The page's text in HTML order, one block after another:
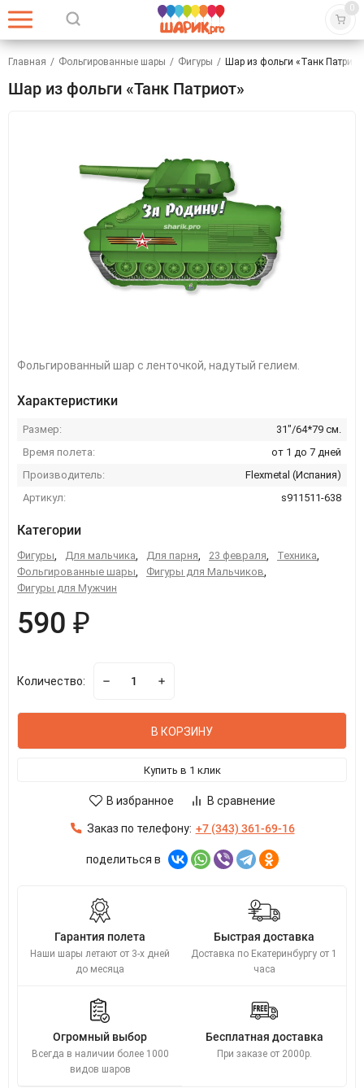
0
Главная / Фольгированные шары / Фигуры / Шар из фольги «Танк
Шар из фольги «Танк Патриот»
Фольгированный шар с ленточкой, надутый гелием.
Характеристики
Размер:
31"/64*79 см.
Время полета:
от 1 до 7 дней
Производитель:
Flexmetal (Испания)
Артикул:
s911511-638
Категории
Фигуры, Для мальчика, Для парня, 23 февраля, Техника,
Фольгированные шары, Фигуры для Мальчиков,
Фигуры для Мужчин
590 ₽
Количество:
В КОРЗИНУ
Купить в 1 клик
В избранное В сравнение
Заказ по телефону: +7 (343) 361-69-16
поделиться в
Гарантия полета
Наши шары летают от 3-х дней
до месяца
Быстрая доставка
Доставка по Екатеринбургу от 1
часа
Огромный выбор
Всегда в наличии более 1000
видов шаров
Бесплатная доставка
При заказе от 2000р.